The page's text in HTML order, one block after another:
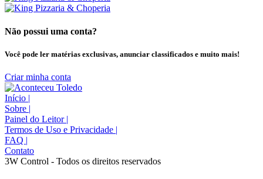
Não possui uma conta?
Você pode ler matérias exclusivas, anunciar classificados e muito mais!
Criar minha conta
Início |
Sobre |
Painel do Leitor |
Termos de Uso e Privacidade |
FAQ |
Contato
3W Control - Todos os direitos reservados